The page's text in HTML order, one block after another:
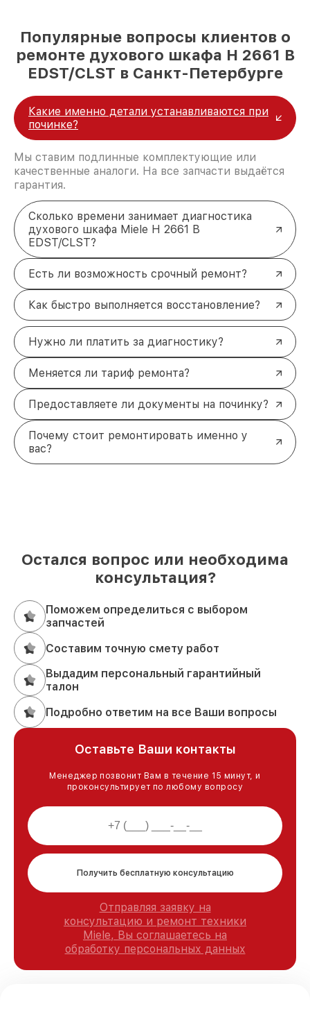
Популярные вопросы клиентов о
ремонте духового шкафа H 2661 B
EDST/CLST в Санкт-Петербурге
Какие именно детали устанавливаются при
починке?
Мы ставим подлинные комплектующие или
качественные аналоги. На все запчасти выдаётся
гарантия.
Сколько времени занимает диагностика
духового шкафа Miele H 2661 B
EDST/CLST?
Есть ли возможность срочный ремонт?
Как быстро выполняется восстановление?
Нужно ли платить за диагностику?
Меняется ли тариф ремонта?
Предоставляете ли документы на починку?
Почему стоит ремонтировать именно у
вас?
Остался вопрос или необходима
консультация?
Поможем определиться с выбором
запчастей
Составим точную смету работ
Выдадим персональный гарантийный
талон
Подробно ответим на все Ваши вопросы
Оставьте Ваши контакты
Менеджер позвонит Вам в течение 15 минут, и
проконсультирует по любому вопросу
Получить бесплатную консультацию
Отправляя заявку на
консультацию и ремонт техники
Miele, Вы соглашаетесь на
обработку персональных данных